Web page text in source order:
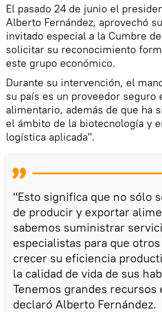
El pasado 24 de junio el
Alberto Fernández, aprovechó
invitado especial a la Cumbre
solicitar su reconocimiento
este grupo económico.
Durante su intervención, el
su país es un proveedor seguro
alimentario, además de que ha
el ámbito de la biotecnología y
logística aplicada".
"Esto significa que no sólo
de producir y exportar
sabemos suministrar
especialistas para que
crecer su eficiencia
la calidad de vida de sus
Tenemos grandes recursos
declaró Alberto Fernández.